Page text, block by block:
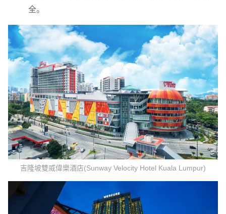
全。
吉隆坡雙威偉樂酒店(Sunway Velocity Hotel Kuala Lumpur)